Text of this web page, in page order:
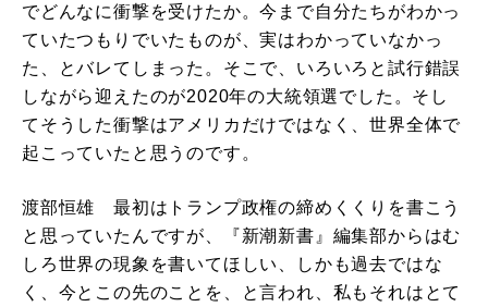
でどんなに衝撃を受けたか。今まで自分たちがわかっ
ていたつもりでいたものが、実はわかっていなかっ
た、とバレてしまった。そこで、いろいろと試行錯誤
しながら迎えたのが2020年の大統領選でした。そし
てそうした衝撃はアメリカだけではなく、世界全体で
起こっていたと思うのです。
渡部恒雄 最初はトランプ政権の締めくくりを書こう
と思っていたんですが、『新潮新書』編集部からはむ
しろ世界の現象を書いてほしい、しかも過去ではな
く、今とこの先のことを、と言われ、私もそれはとて